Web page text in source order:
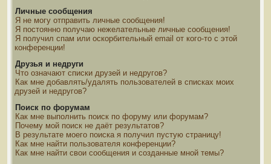
Личные сообщения
Я не могу отправить личные сообщения!
Я постоянно получаю нежелательные личные сообщения!
Я получил спам или оскорбительный email от кого-то с этой
конференции!
Друзья и недруги
Что означают списки друзей и недругов?
Как мне добавлять/удалять пользователей в списках моих
друзей и недругов?
Поиск по форумам
Как мне выполнить поиск по форуму или форумам?
Почему мой поиск не даёт результатов?
В результате моего поиска я получил пустую страницу!
Как мне найти пользователя конференции?
Как мне найти свои сообщения и созданные мной темы?